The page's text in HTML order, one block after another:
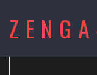
content